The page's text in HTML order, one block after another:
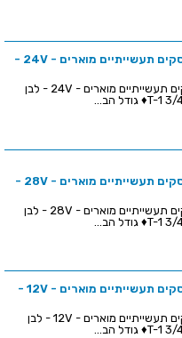
נורת LED עבור מפסקים תעשייתיים מוארים - 24V -
נורת LED עבור מפסקים תעשייתיים מוארים - 24V - לבן
נורת LED עבור מפסקים תעשייתיים מוארים - 28V -
נורת LED עבור מפסקים תעשייתיים מוארים - 28V - לבן
נורת LED עבור מפסקים תעשייתיים מוארים - 12V -
נורת LED עבור מפסקים תעשייתיים מוארים - 12V - לבן